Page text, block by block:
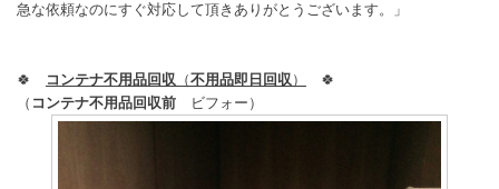
急な依頼なのにすぐ対応して頂きありがとうございます。」
🍀 コンテナ不用品回収 （不用品即日回収）
🍀
（ コンテナ不用品回収前 ビフォー）